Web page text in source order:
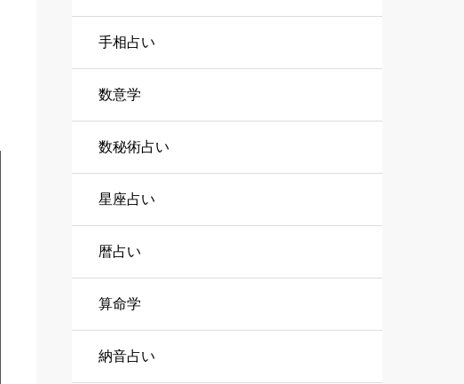
手相占い
数意学
数秘術占い
星座占い
暦占い
算命学
納音占い